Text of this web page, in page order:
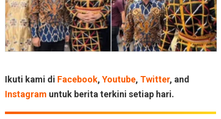
Ikuti kami di Facebook, Youtube, Twitter, and
Instagram untuk berita terkini setiap hari.